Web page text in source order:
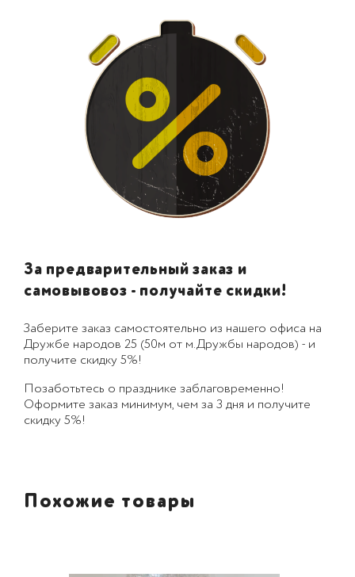
За предварительный заказ и
самовывовоз - получайте скидки!
Заберите заказ самостоятельно из нашего офиса на
Дружбе народов 25 (50м от м.Дружбы народов) - и
получите скидку 5%!
Позаботьтесь о празднике заблаговременно!
Оформите заказ минимум, чем за 3 дня и получите
скидку 5%!
Похожие товары